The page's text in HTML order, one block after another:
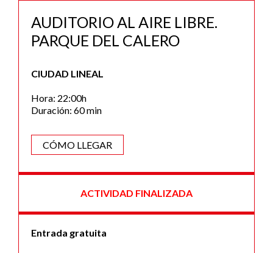
AUDITORIO AL AIRE LIBRE.
PARQUE DEL CALERO
CIUDAD LINEAL
Hora: 22:00h
Duración: 60 min
CÓMO LLEGAR
ACTIVIDAD FINALIZADA
Entrada gratuita